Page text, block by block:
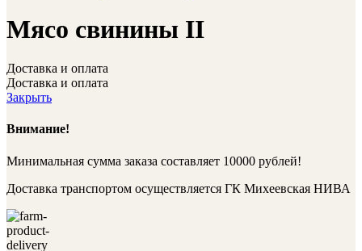
Мясо свинины II
Доставка и оплата
Доставка и оплата
Закрыть
Внимание!
Минимальная сумма заказа составляет 10000 рублей!
Доставка транспортом осуществляется ГК Михеевская НИВА